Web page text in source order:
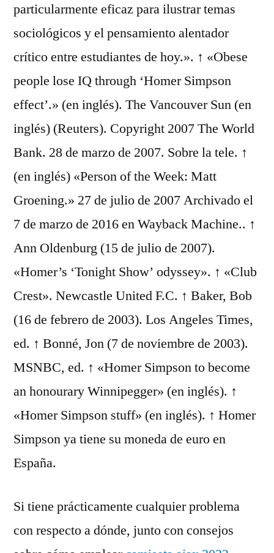
particularmente eficaz para ilustrar temas
sociológicos y el pensamiento alentador
crítico entre estudiantes de hoy.». ↑ «Obese
people lose IQ through ‘Homer Simpson
effect’.» (en inglés). The Vancouver Sun (en
inglés) (Reuters). Copyright 2007 The World
Bank. 28 de marzo de 2007. Sobre la tele. ↑
(en inglés) «Person of the Week: Matt
Groening.» 27 de julio de 2007 Archivado el
7 de marzo de 2016 en Wayback Machine.. ↑
Ann Oldenburg (15 de julio de 2007).
«Homer’s ‘Tonight Show’ odyssey». ↑ «Club
Crest». Newcastle United F.C. ↑ Baker, Bob
(16 de febrero de 2003). Los Angeles Times,
ed. ↑ Bonné, Jon (7 de noviembre de 2003).
MSNBC, ed. ↑ «Homer Simpson to become
an honourary Winnipegger» (en inglés). ↑
«Homer Simpson stuff» (en inglés). ↑ Homer
Simpson ya tiene su moneda de euro en
España.
Si tiene prácticamente cualquier problema
con respecto a dónde, junto con consejos